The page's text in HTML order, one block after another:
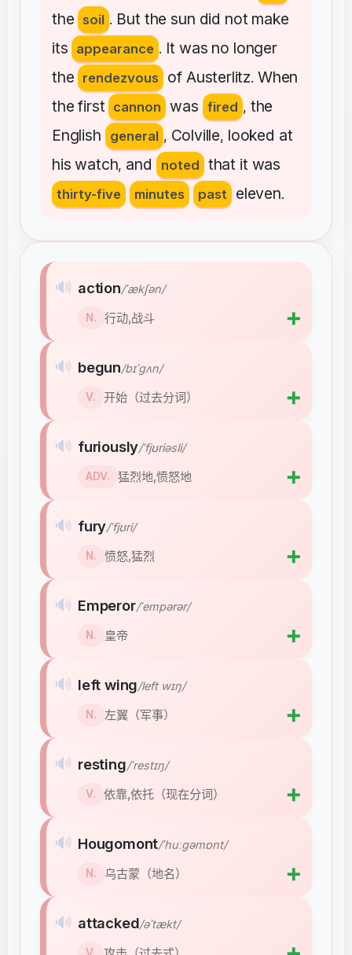
the soil . But the sun did not make
its appearance . It was no longer
the rendezvous of Austerlitz.When
the first cannon was fired , the
English
general , Colville, looked at
his watch, and noted that it was
thirty-five minutes past eleven.
🔊 action/ˈækʃən/
N. 行动,战斗 ➕
🔊 begun/bɪˈɡʌn/
V. 开始（过去分词） ➕
🔊 furiously/ˈfjʊriəsli/
ADV. 猛烈地,愤怒地 ➕
🔊 fury/ˈfjʊri/
N. 愤怒,猛烈 ➕
🔊 Emperor/ˈempərər/
N. 皇帝 ➕
🔊 left wing/left wɪŋ/
N. 左翼（军事） ➕
🔊 resting/ˈrestɪŋ/
V. 依靠,依托（现在分词） ➕
🔊 Hougomont/ˈhuːɡəmɒnt/
N. 乌古蒙（地名） ➕
🔊 attacked/əˈtækt/